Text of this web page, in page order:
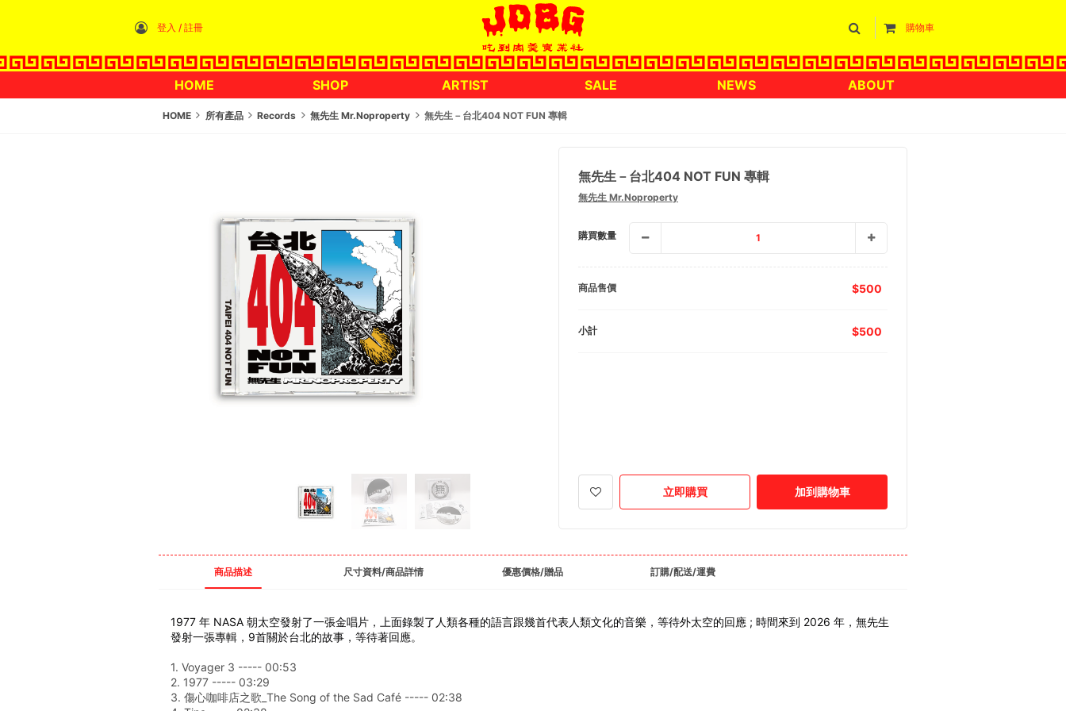
登入 / 註冊 購物車
HOME SHOP ARTIST SALE NEWS ABOUT
HOME 所有產品 Records 無先生 Mr.Noproperty 無先生－台北404 NOT FUN 專輯
無先生－台北404 NOT FUN 專輯
無先生 Mr.Noproperty
購買數量 1
商品售價 500
小計 500
立即購買 加到購物車
商品描述 尺寸資料/商品詳情 優惠價格/贈品 訂購/配送/運費
1977 年 NASA 朝太空發射了一張金唱片，上面錄製了人類各種的語言跟幾首代表人類文化的音樂，等待外太空的回應 ; 時間來到 2026 年，無先生
發射一張專輯，9首關於台北的故事，等待著回應。
1. Voyager 3 ----- 00:53
2. 1977 ----- 03:29
3. 傷心咖啡店之歌_The Song of the Sad Café ----- 02:38